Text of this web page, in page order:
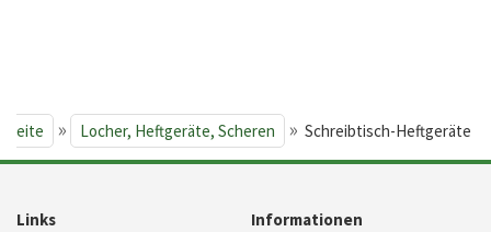
» Locher, Heftgeräte, Scheren » Schreibtisch-Heftgeräte
Links Informationen